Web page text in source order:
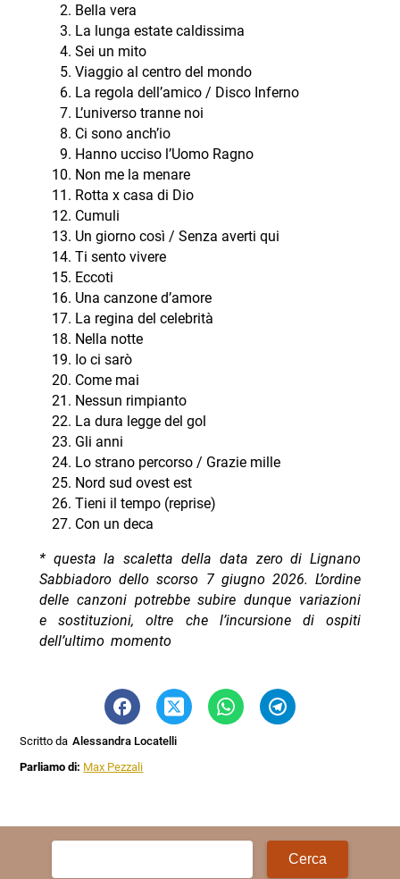
Bella vera
La lunga estate caldissima
Sei un mito
Viaggio al centro del mondo
La regola dell’amico / Disco Inferno
L’universo tranne noi
Ci sono anch’io
Hanno ucciso l’Uomo Ragno
Non me la menare
Rotta x casa di Dio
Cumuli
Un giorno così / Senza averti qui
Ti sento vivere
Eccoti
Una canzone d’amore
La regina del celebrità
Nella notte
Io ci sarò
Come mai
Nessun rimpianto
La dura legge del gol
Gli anni
Lo strano percorso / Grazie mille
Nord sud ovest est
Tieni il tempo (reprise)
Con un deca
* questa la scaletta della data zero di Lignano
Sabbiadoro dello scorso 7 giugno 2026. L’ordine
delle canzoni potrebbe subire dunque variazioni
e sostituzioni, oltre che l’incursione di ospiti
dell’ultimo momento
Scritto da Alessandra Locatelli
Parliamo di: Max Pezzali
Ricerca